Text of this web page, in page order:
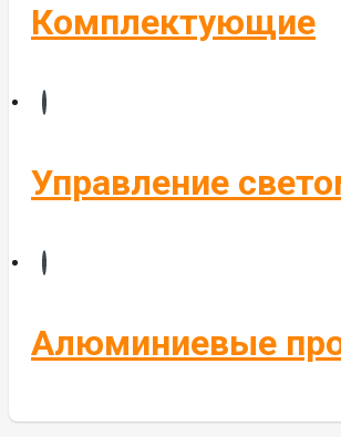
Комплектующие
Управление
Алюминиевые